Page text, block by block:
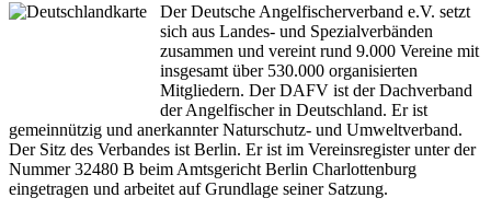
Der Deutsche Angelfischerverband e.V. setzt
sich aus Landes- und Spezialverbänden
zusammen und vereint rund 9.000 Vereine mit
insgesamt über 530.000 organisierten
Mitgliedern. Der DAFV ist der Dachverband
der Angelfischer in Deutschland. Er ist
gemeinnützig und anerkannter Naturschutz- und Umweltverband.
Der Sitz des Verbandes ist Berlin. Er ist im Vereinsregister unter der
Nummer 32480 B beim Amtsgericht Berlin Charlottenburg
eingetragen und arbeitet auf Grundlage seiner Satzung.